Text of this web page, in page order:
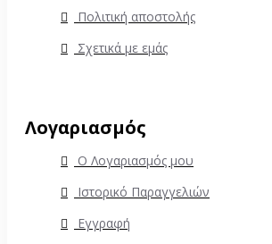
Πολιτική αποστολής
Σχετικά με εμάς
Λογαριασμός
Ο Λογαριασμός μου
Ιστορικό Παραγγελιών
Εγγραφή